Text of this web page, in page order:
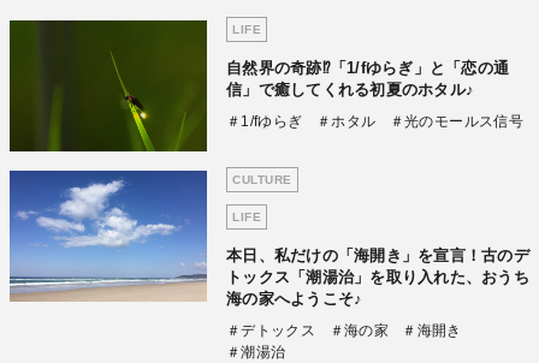
LIFE
自然界の奇跡⁉「1/fゆらぎ」と「恋の通
信」で癒してくれる初夏のホタル♪
＃1/fゆらぎ ＃ホタル ＃光のモールス信号
CULTURE
LIFE
本日、私だけの「海開き」を宣言！古のデ
トックス「潮湯治」を取り入れた、おうち
海の家へようこそ♪
＃デトックス ＃海の家
＃海開き
＃潮湯治